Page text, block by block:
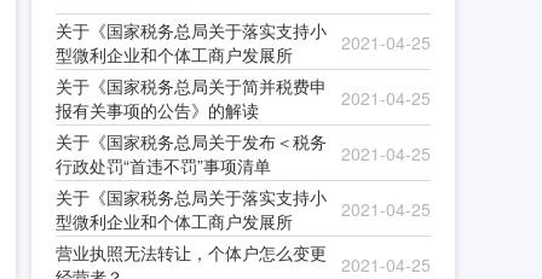
关于《国家税务总局关于落实支持小
型微利企业和个体工商户发展所
2021-04-25
关于《国家税务总局关于简并税费申
报有关事项的公告》的解读
2021-04-25
关于《国家税务总局关于发布＜税务
行政处罚“首违不罚”事项清单
2021-04-25
关于《国家税务总局关于落实支持小
型微利企业和个体工商户发展所
2021-04-25
营业执照无法转让，个体户怎么变更
2021-04-25